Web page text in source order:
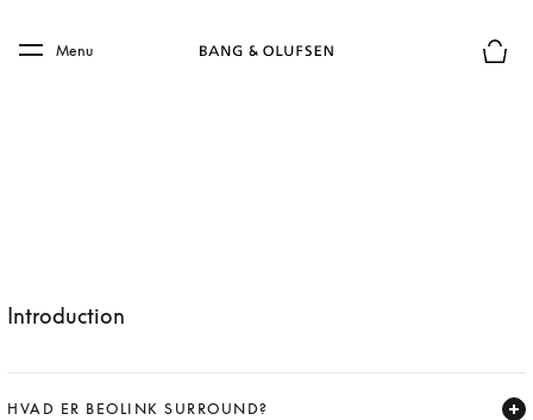
Skip to main footer
Menu
Introduction
HVAD ER BEOLINK SURROUND?